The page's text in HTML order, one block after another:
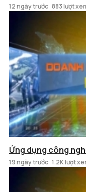
12 ngày trước 883 lượt
Ứng dụng công
19 ngày trước 1.2K lượt